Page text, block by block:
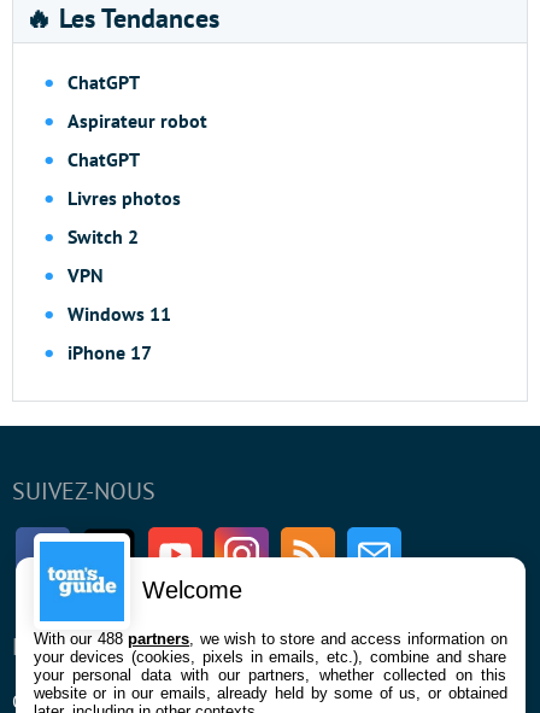
🔥 Les Tendances
ChatGPT
Aspirateur robot
ChatGPT
Livres photos
Switch 2
VPN
Windows 11
iPhone 17
SUIVEZ-NOUS
FacebookTwitter Youtube InstagramRSS Newsletter
ENTREPRISE
Qui sommes nous
À PROPOS
La rédaction
Welcome
With our 488partners , we wish to store and access information on
your devices (cookies, pixels in emails, etc.), combine and share
your personal data with our partners, whether collected on this
website or in our emails, already held by some of us, or obtained